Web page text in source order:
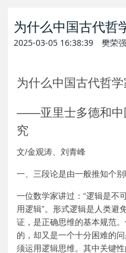
为什么中国古代哲
2025-03-05 16:38:39 樊荣强
为什么中国古代哲
——亚里士多德和中
究
文/金观涛、刘青峰
一、三段论是由一般推知个别
一位数学家讲过：“逻辑是不
用逻辑”。形式逻辑是人类避
证，是正确思维的基本规范
的，却又是一个十分困难的
须运用逻辑思维。其中关键